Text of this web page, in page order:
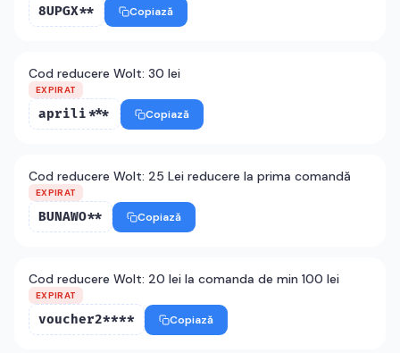
8UPGX** Copiază
Cod reducere Wolt: 30 lei
EXPIRAT
aprili*** Copiază
Cod reducere Wolt: 25 Lei reducere la prima comandă
EXPIRAT
BUNAWO** Copiază
Cod reducere Wolt: 20 lei la comanda de min 100 lei
EXPIRAT
voucher2**** Copiază